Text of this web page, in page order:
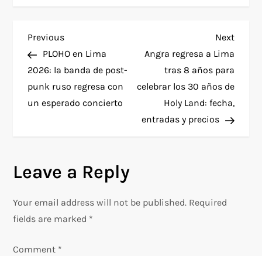
P
o
s
a
v
Previous
Post
Previous
PLOHO en Lima
2026: la banda de post-
punk ruso regresa con
un esperado concierto
Next
Post
Next
Angra regresa a Lima
tras 8 años para
celebrar los 30 años de
Holy Land: fecha,
entradas y precios
Leave a Reply
Your email address will not be published. Required
fields are marked *
Comment *